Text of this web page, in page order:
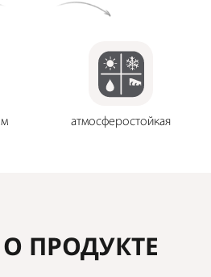
атмосферостойкая
О ПРОДУКТЕ